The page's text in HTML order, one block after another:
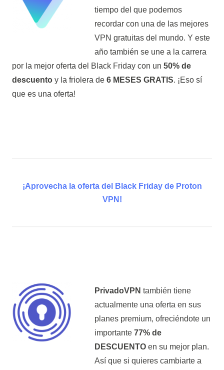
tiempo del que podemos
recordar con una de las mejores
VPN gratuitas del mundo. Y este
año también se une a la carrera
por la mejor oferta del Black Friday con un 50% de
descuentoy la friolera de 6 MESES GRATIS. ¡Eso sí
que es una oferta!
¡Aprovecha la oferta del Black Friday de Proton
VPN!
PrivadoVPN también tiene
actualmente una oferta en sus
planes premium, ofreciéndote un
importante 77% de
DESCUENTOen su mejor plan.
Así que si quieres cambiarte a